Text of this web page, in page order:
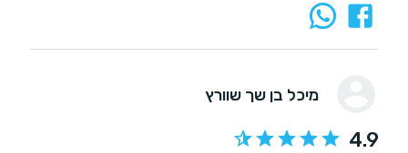
מיכל בן שך שוורץ
4.9